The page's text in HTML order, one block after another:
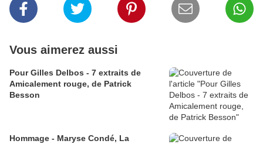
Vous aimerez aussi
Pour Gilles Delbos - 7 extraits de
Amicalement rouge, de Patrick
Besson
Hommage - Maryse Condé, La